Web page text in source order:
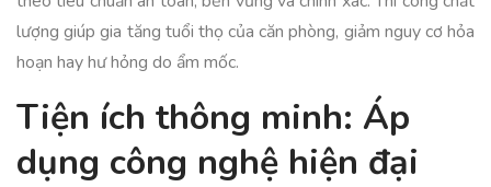
lượng giúp gia tăng tuổi thọ của căn phòng, giảm nguy cơ hỏa
hoạn hay hư hỏng do ẩm mốc.
Tiện ích thông minh: Áp
dụng công nghệ hiện đại